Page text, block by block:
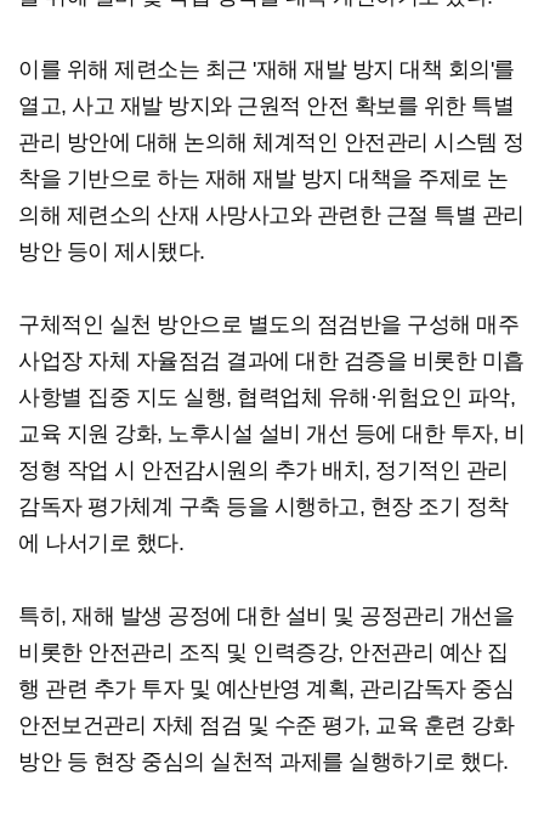
이를 위해 제련소는 최근 '재해 재발 방지 대책 회의'를
열고, 사고 재발 방지와 근원적 안전 확보를 위한 특별
관리 방안에 대해 논의해 체계적인 안전관리 시스템 정
착을 기반으로 하는 재해 재발 방지 대책을 주제로 논
의해 제련소의 산재 사망사고와 관련한 근절 특별 관리
방안 등이 제시됐다.
구체적인 실천 방안으로 별도의 점검반을 구성해 매주
사업장 자체 자율점검 결과에 대한 검증을 비롯한 미흡
사항별 집중 지도 실행, 협력업체 유해·위험요인 파악,
교육 지원 강화, 노후시설 설비 개선 등에 대한 투자, 비
정형 작업 시 안전감시원의 추가 배치, 정기적인 관리
감독자 평가체계 구축 등을 시행하고, 현장 조기 정착
에 나서기로 했다.
특히, 재해 발생 공정에 대한 설비 및 공정관리 개선을
비롯한 안전관리 조직 및 인력증강, 안전관리 예산 집
행 관련 추가 투자 및 예산반영 계획, 관리감독자 중심
안전보건관리 자체 점검 및 수준 평가, 교육 훈련 강화
방안 등 현장 중심의 실천적 과제를 실행하기로 했다.